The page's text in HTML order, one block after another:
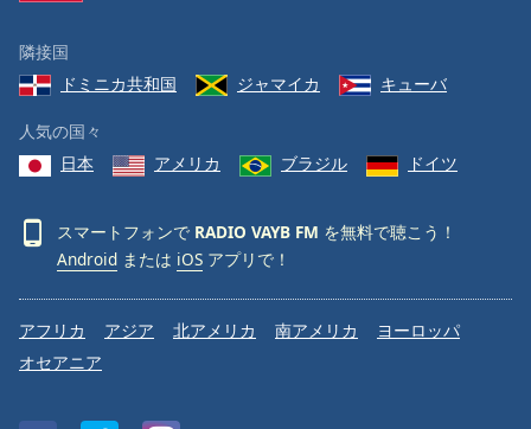
Done
Close
Dialog
End
window.
隣接国
ドミニカ共和国
ジャマイカ キューバ
人気の国々
日本
アメリカ ブラジル ドイツ
スマートフォンで RADIO VAYB FM を無料で聴こう！
Android または iOS アプリで！
アフリカ アジア 北アメリカ 南アメリカ
ヨーロッパ
オセアニア